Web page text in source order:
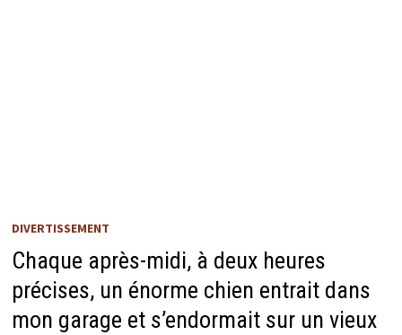
DIVERTISSEMENT
Chaque après-midi, à deux heures
précises, un énorme chien entrait dans
mon garage et s’endormait sur un vieux